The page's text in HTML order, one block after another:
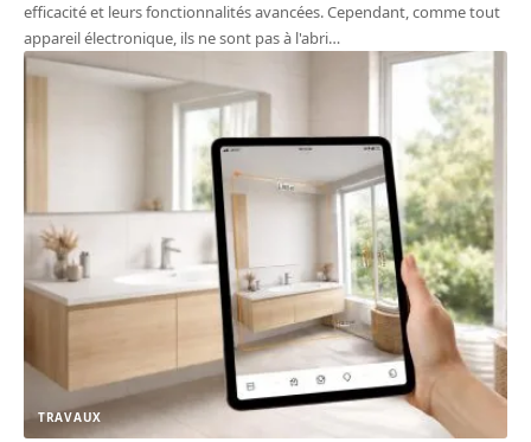
efficacité et leurs fonctionnalités avancées. Cependant, comme tout
appareil électronique, ils ne sont pas à l'abri…
TRAVAUX